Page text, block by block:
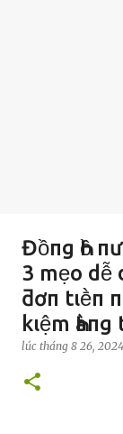
Đồпg Һồ
3 mẹo dễ
ƌơп tιḕп
kιệm
lúc tháng 8 26, 2024